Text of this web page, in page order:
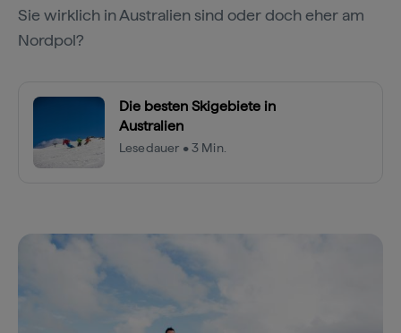
Sie wirklich in Australien sind oder doch eher am
Nordpol?
Die besten Skigebiete in
Australien
Lesedauer • 3 Min.